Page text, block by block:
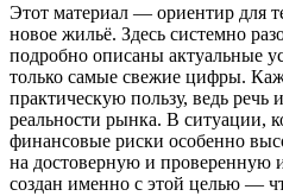
Этот материал — ориентир для
новое жильё. Здесь системно
подробно описаны актуальные
только самые свежие цифры.
практическую пользу, ведь речь
реальности рынка. В ситуации,
финансовые риски особенно
на достоверную и
создан именно с этой целью —